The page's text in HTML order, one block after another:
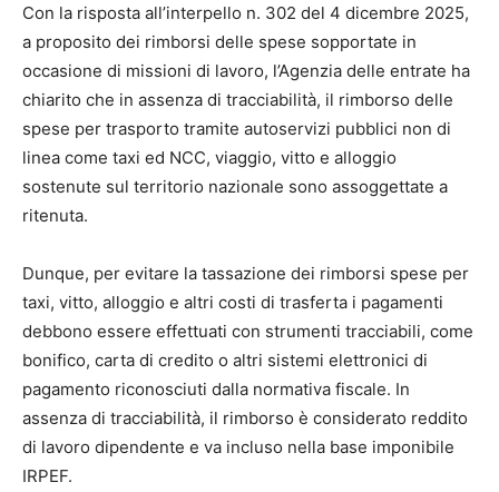
Con la risposta all’interpello n. 302 del 4 dicembre 2025,
a proposito dei rimborsi delle spese sopportate in
occasione di missioni di lavoro, l’Agenzia delle entrate ha
chiarito che in assenza di tracciabilità, il rimborso delle
spese per trasporto tramite autoservizi pubblici non di
linea come taxi ed NCC, viaggio, vitto e alloggio
sostenute sul territorio nazionale sono assoggettate a
ritenuta.
Dunque, per evitare la tassazione dei rimborsi spese per
taxi, vitto, alloggio e altri costi di trasferta i pagamenti
debbono essere effettuati con strumenti tracciabili, come
bonifico, carta di credito o altri sistemi elettronici di
pagamento riconosciuti dalla normativa fiscale. In
assenza di tracciabilità, il rimborso è considerato reddito
di lavoro dipendente e va incluso nella base imponibile
IRPEF.